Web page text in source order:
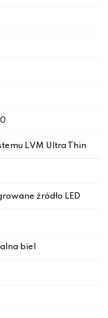
LVM Ultra Thin
źródło LED
biel